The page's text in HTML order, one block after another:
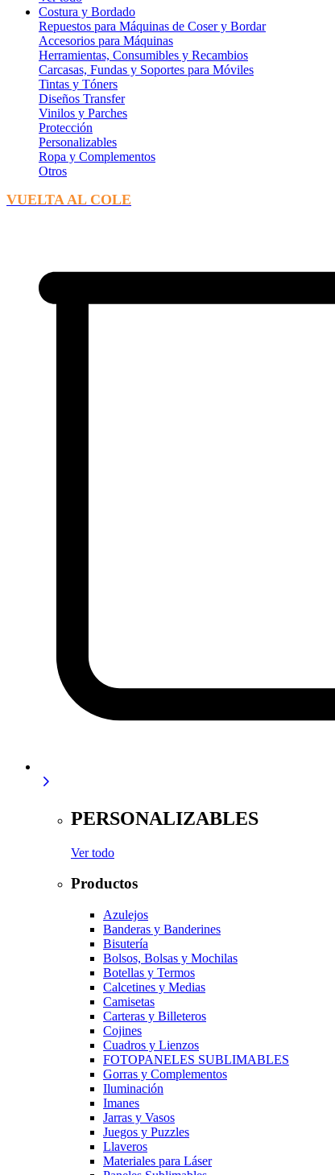
Costura y Bordado
Repuestos para Máquinas de Coser y Bordar
Accesorios para Máquinas
Herramientas, Consumibles y Recambios
Carcasas, Fundas y Soportes para Móviles
Tintas y Tóners
Diseños Transfer
Vinilos y Parches
Protección
Personalizables
Ropa y Complementos
Otros
VUELTA AL COLE
PERSONALIZABLES
Ver todo
Productos
Azulejos
Banderas y Banderines
Bisutería
Bolsos, Bolsas y Mochilas
Botellas y Termos
Calcetines y Medias
Camisetas
Carteras y Billeteros
Cojines
Cuadros y Lienzos
FOTOPANELES SUBLIMABLES
Gorras y Complementos
Iluminación
Imanes
Jarras y Vasos
Juegos y Puzzles
Llaveros
Materiales para Láser